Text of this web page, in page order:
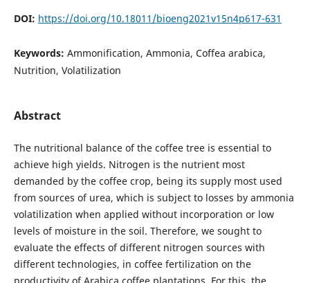
DOI: https://doi.org/10.18011/bioeng2021v15n4p617-631
Keywords: Ammonification, Ammonia, Coffea arabica,
Nutrition, Volatilization
Abstract
The nutritional balance of the coffee tree is essential to
achieve high yields. Nitrogen is the nutrient most
demanded by the coffee crop, being its supply most used
from sources of urea, which is subject to losses by ammonia
volatilization when applied without incorporation or low
levels of moisture in the soil. Therefore, we sought to
evaluate the effects of different nitrogen sources with
different technologies, in coffee fertilization on the